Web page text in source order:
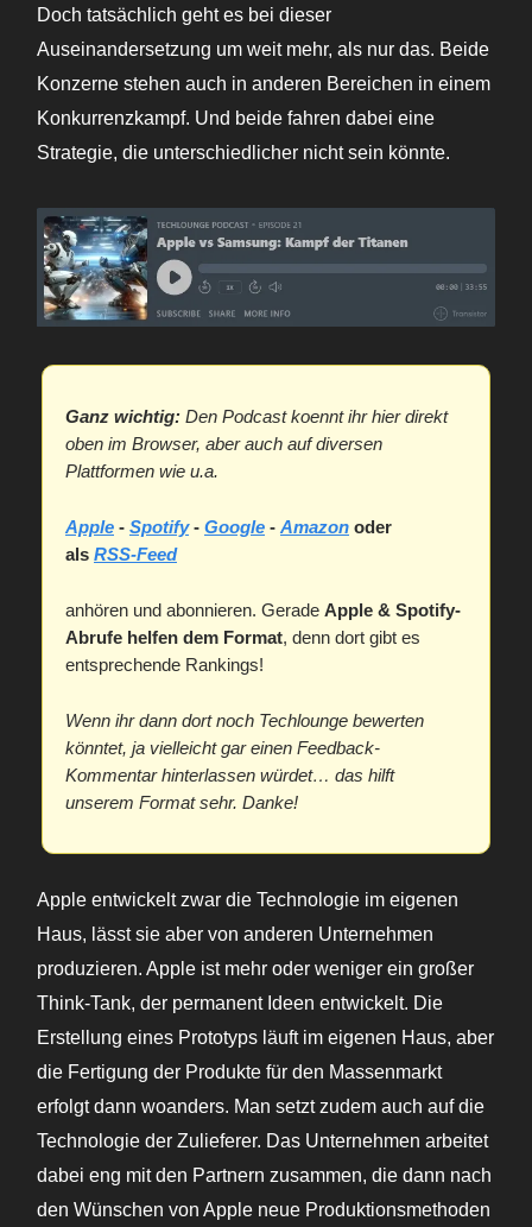
Doch tatsächlich geht es bei dieser
Auseinandersetzung um weit mehr, als nur das. Beide
Konzerne stehen auch in anderen Bereichen in einem
Konkurrenzkampf. Und beide fahren dabei eine
Strategie, die unterschiedlicher nicht sein könnte.
Ganz wichtig: Den Podcast koennt ihr hier direkt
oben im Browser, aber auch auf diversen
Plattformen wie u.a.
Apple - Spotify- Google - Amazon oder
als RSS-Feed
anhören und abonnieren. Gerade Apple & Spotify-
Abrufe helfen dem Format, denn dort gibt es
entsprechende Rankings!
Wenn ihr dann dort noch Techlounge bewerten
könntet, ja vielleicht gar einen Feedback-
Kommentar hinterlassen würdet… das hilft
unserem Format sehr. Danke!
Apple entwickelt zwar die Technologie im eigenen
Haus, lässt sie aber von anderen Unternehmen
produzieren. Apple ist mehr oder weniger ein großer
Think-Tank, der permanent Ideen entwickelt. Die
Erstellung eines Prototyps läuft im eigenen Haus, aber
die Fertigung der Produkte für den Massenmarkt
erfolgt dann woanders. Man setzt zudem auch auf die
Technologie der Zulieferer. Das Unternehmen arbeitet
dabei eng mit den Partnern zusammen, die dann nach
den Wünschen von Apple neue Produktionsmethoden